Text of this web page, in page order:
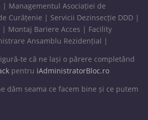
Managementul Asociației de
Curățenie | Servicii Dezinsecție DDD |
| Montaj Bariere Acces | Facility
Ansamblu Rezidențial |
te că ne lași o părere completând
pentru iAdministratorBloc.ro
dăm seama ce facem bine și ce putem